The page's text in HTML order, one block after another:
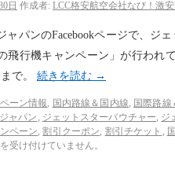
日 作成者: LCC格安航空会社なび！激
ャパンのFacebookページで、ジ
飛行機キャンペーン」が行われ
で。 続きを読む →
ーン情報, 国内路線＆国内線, 国際路線
ャパン , ジェットスターバウチャー, ジ
ペーン,割引クーポン, 割引チケット ,
受け付けていません。